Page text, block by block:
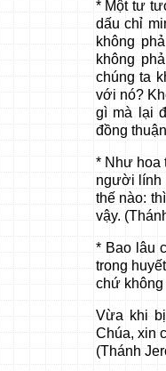
* Một tư
dấu chỉ
không
không
chúng ta
với nó?
gì mà lại
đồng
* Như hoa
người lính
thế nào:
vậy.
* Bao lâu
trong
chứ không
Vừa khi
Chúa, xin
(Thánh